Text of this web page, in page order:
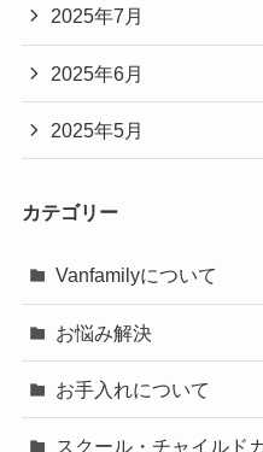
2025年7月
2025年6月
2025年5月
カテゴリー
Vanfamilyについて
お悩み解決
お手入れについて
スクール・チャイルド